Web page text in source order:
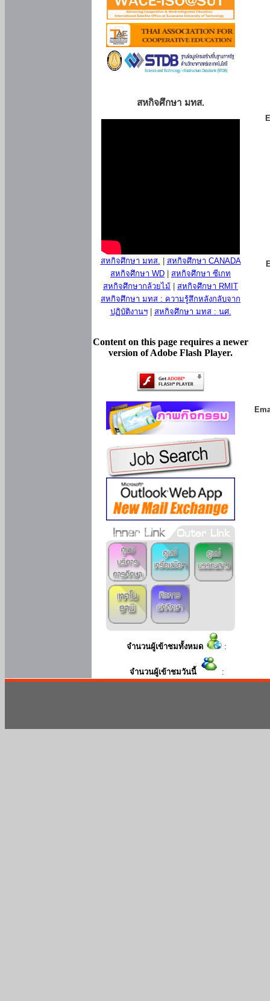
สหกิจศึกษา มทส.
สหกิจศึกษา มทส.
สหกิจศึกษา CANADA
สหกิจศึกษา WD
สหกิจศึกษา ซีเกท
สหกิจศึกษากล้วยไม้
สหกิจศึกษา RMIT
สหกิจศึกษา มทส : ความรู้สึกหลังกลับจาก
ปฏิบัติงานฯ| สหกิจศึกษา มทส : นศ.
Content on this page requires a newer
version of Adobe Flash Player.
จำนวนผู้เข้าชมทั้งหมด :
จำนวนผู้เข้าชมวันนี้ :